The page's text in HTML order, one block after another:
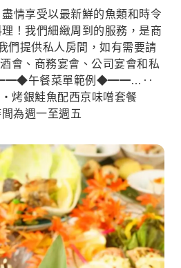
情享受以最新鮮的魚類和時令
！我們細緻周到的服務，是商
們提供私人房間，如有需要請
會、商務宴會、公司宴會和私
午餐菜單範例◆━━…‥
烤銀鮭魚配西京味噌套餐
為週一至週五